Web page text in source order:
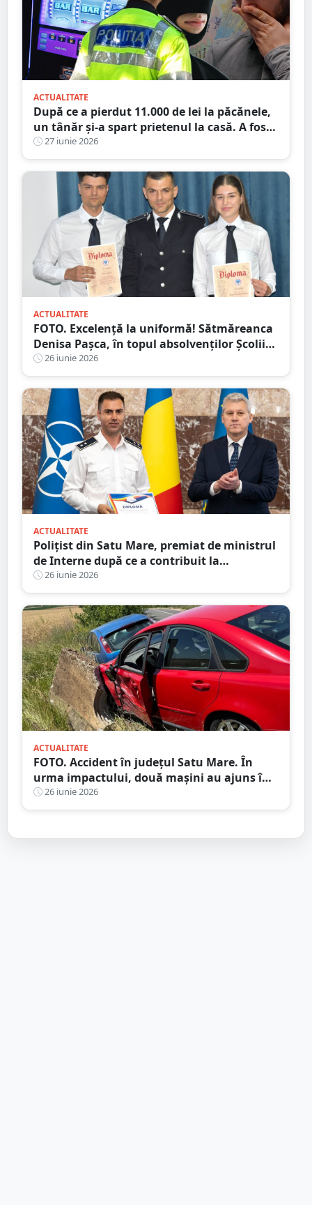
ACTUALITATE
După ce a pierdut 11.000 de lei la păcănele,
un tânăr și-a spart prietenul la casă. A fost
condamnat, dar a plecat acasă
27 iunie 2026
ACTUALITATE
FOTO. Excelență la uniformă! Sătmăreanca
Denisa Pașca, în topul absolvenților Școlii
de Agenți de Poliție
26 iunie 2026
ACTUALITATE
Polițist din Satu Mare, premiat de ministrul
de Interne după ce a contribuit la
destructurarea unei rețele de contrabandă
26 iunie 2026
ACTUALITATE
FOTO. Accident în județul Satu Mare. În
urma impactului, două mașini au ajuns în
șanț26 iunie 2026